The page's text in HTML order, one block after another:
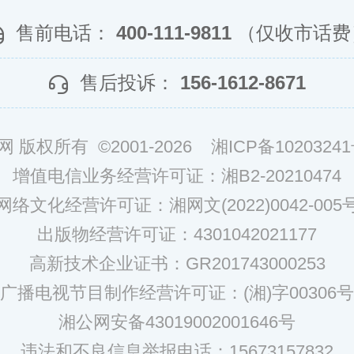
售前电话： 400-111-9811 （仅收市话费
售后投诉： 156-1612-8671
版权所有 ©2001-2026 湘ICP备
增值电信业务经营许可证：湘B2-20210474
络文化经营许可证：湘网文(2022)0042-005
出版物经营许可证：4301042021177
高新技术企业证书：GR201743000253
广播电视节目制作经营许可证：(湘)字00306号
湘公网安备43019002001646号